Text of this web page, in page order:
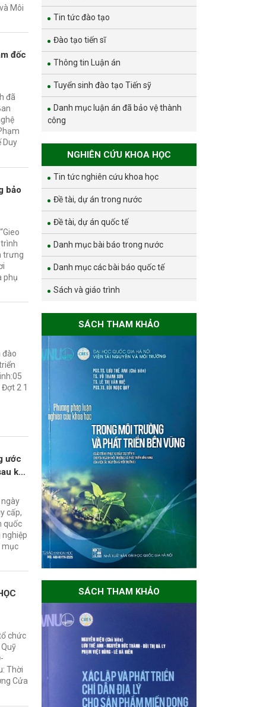
Môi
đốc
đã
Duy
bảo
trưng
phụ
đào
2 1
ước
khi
cấp,
quốc
nghiệp
mục
chức
Thời
Cửa
Tin tức đào tạo
Đào tạo tiến sĩ
Thông tin Luận án
Tuyển sinh đào tạo Tiến sỹ
Danh mục luận án đã bảo vệ thành
công
NGHIÊN CỨU KHOA HỌC
Tin tức nghiên cứu khoa học
Đề tài, dự án trong nước
Đề tài, dự án quốc tế
Danh mục bài báo trong nước
Danh mục các bài báo quốc tế
Sách và giáo trình
SÁCH THAM KHẢO
SÁCH THAM KHẢO